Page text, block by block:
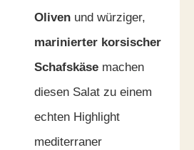
Oliven und würziger,
marinierter korsischer
Schafskäse machen
diesen Salat zu einem
echten Highlight
mediterraner